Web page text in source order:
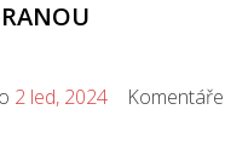
2 led, 2024 Komentáře